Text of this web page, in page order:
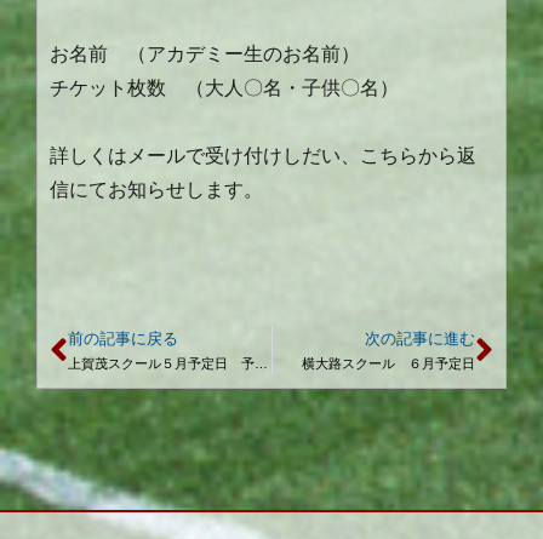
お名前 （アカデミー生のお名前）
チケット枚数 （大人〇名・子供〇名）
詳しくはメールで受け付けしだい、こちらから返
信にてお知らせします。
前の記事に戻る 次の記事に進む
横大路スクール ６月予定日